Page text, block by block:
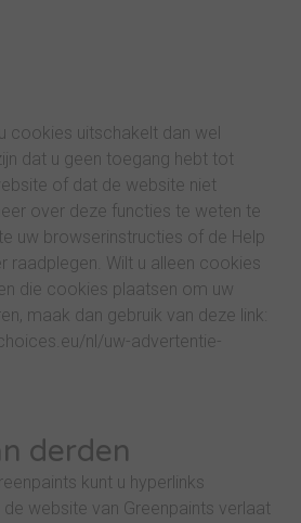
cookies uitschakelt dan wel
dat u geen toegang hebt tot
of dat de website niet
over deze functies te weten te
uw browserinstructies of de Help
raadplegen. Wilt u alleen cookies
die cookies plaatsen om uw
maak dan gebruik van deze link:
nl/uw-advertentie-
derden
kunt u hyperlinks
website van Greenpaints verlaat